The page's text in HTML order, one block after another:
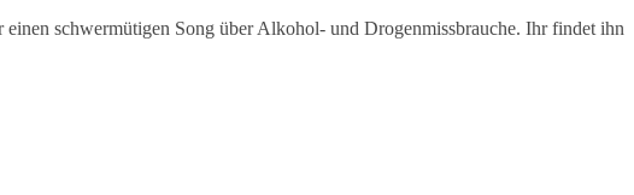
schwermütigen Song über Alkohol- und Drogenmissbrauche. Ihr findet ihn